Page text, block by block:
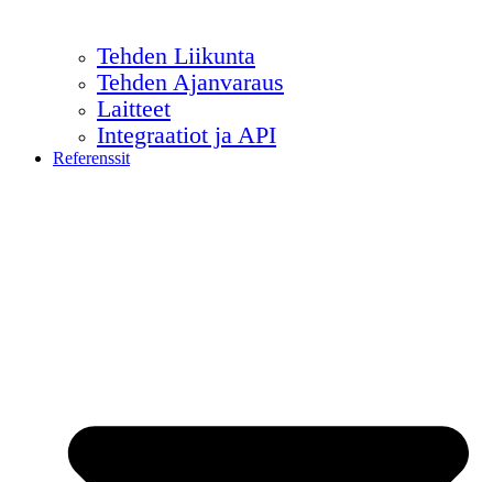
Tehden Liikunta
Tehden Ajanvaraus
Laitteet
Integraatiot ja API
Referenssit